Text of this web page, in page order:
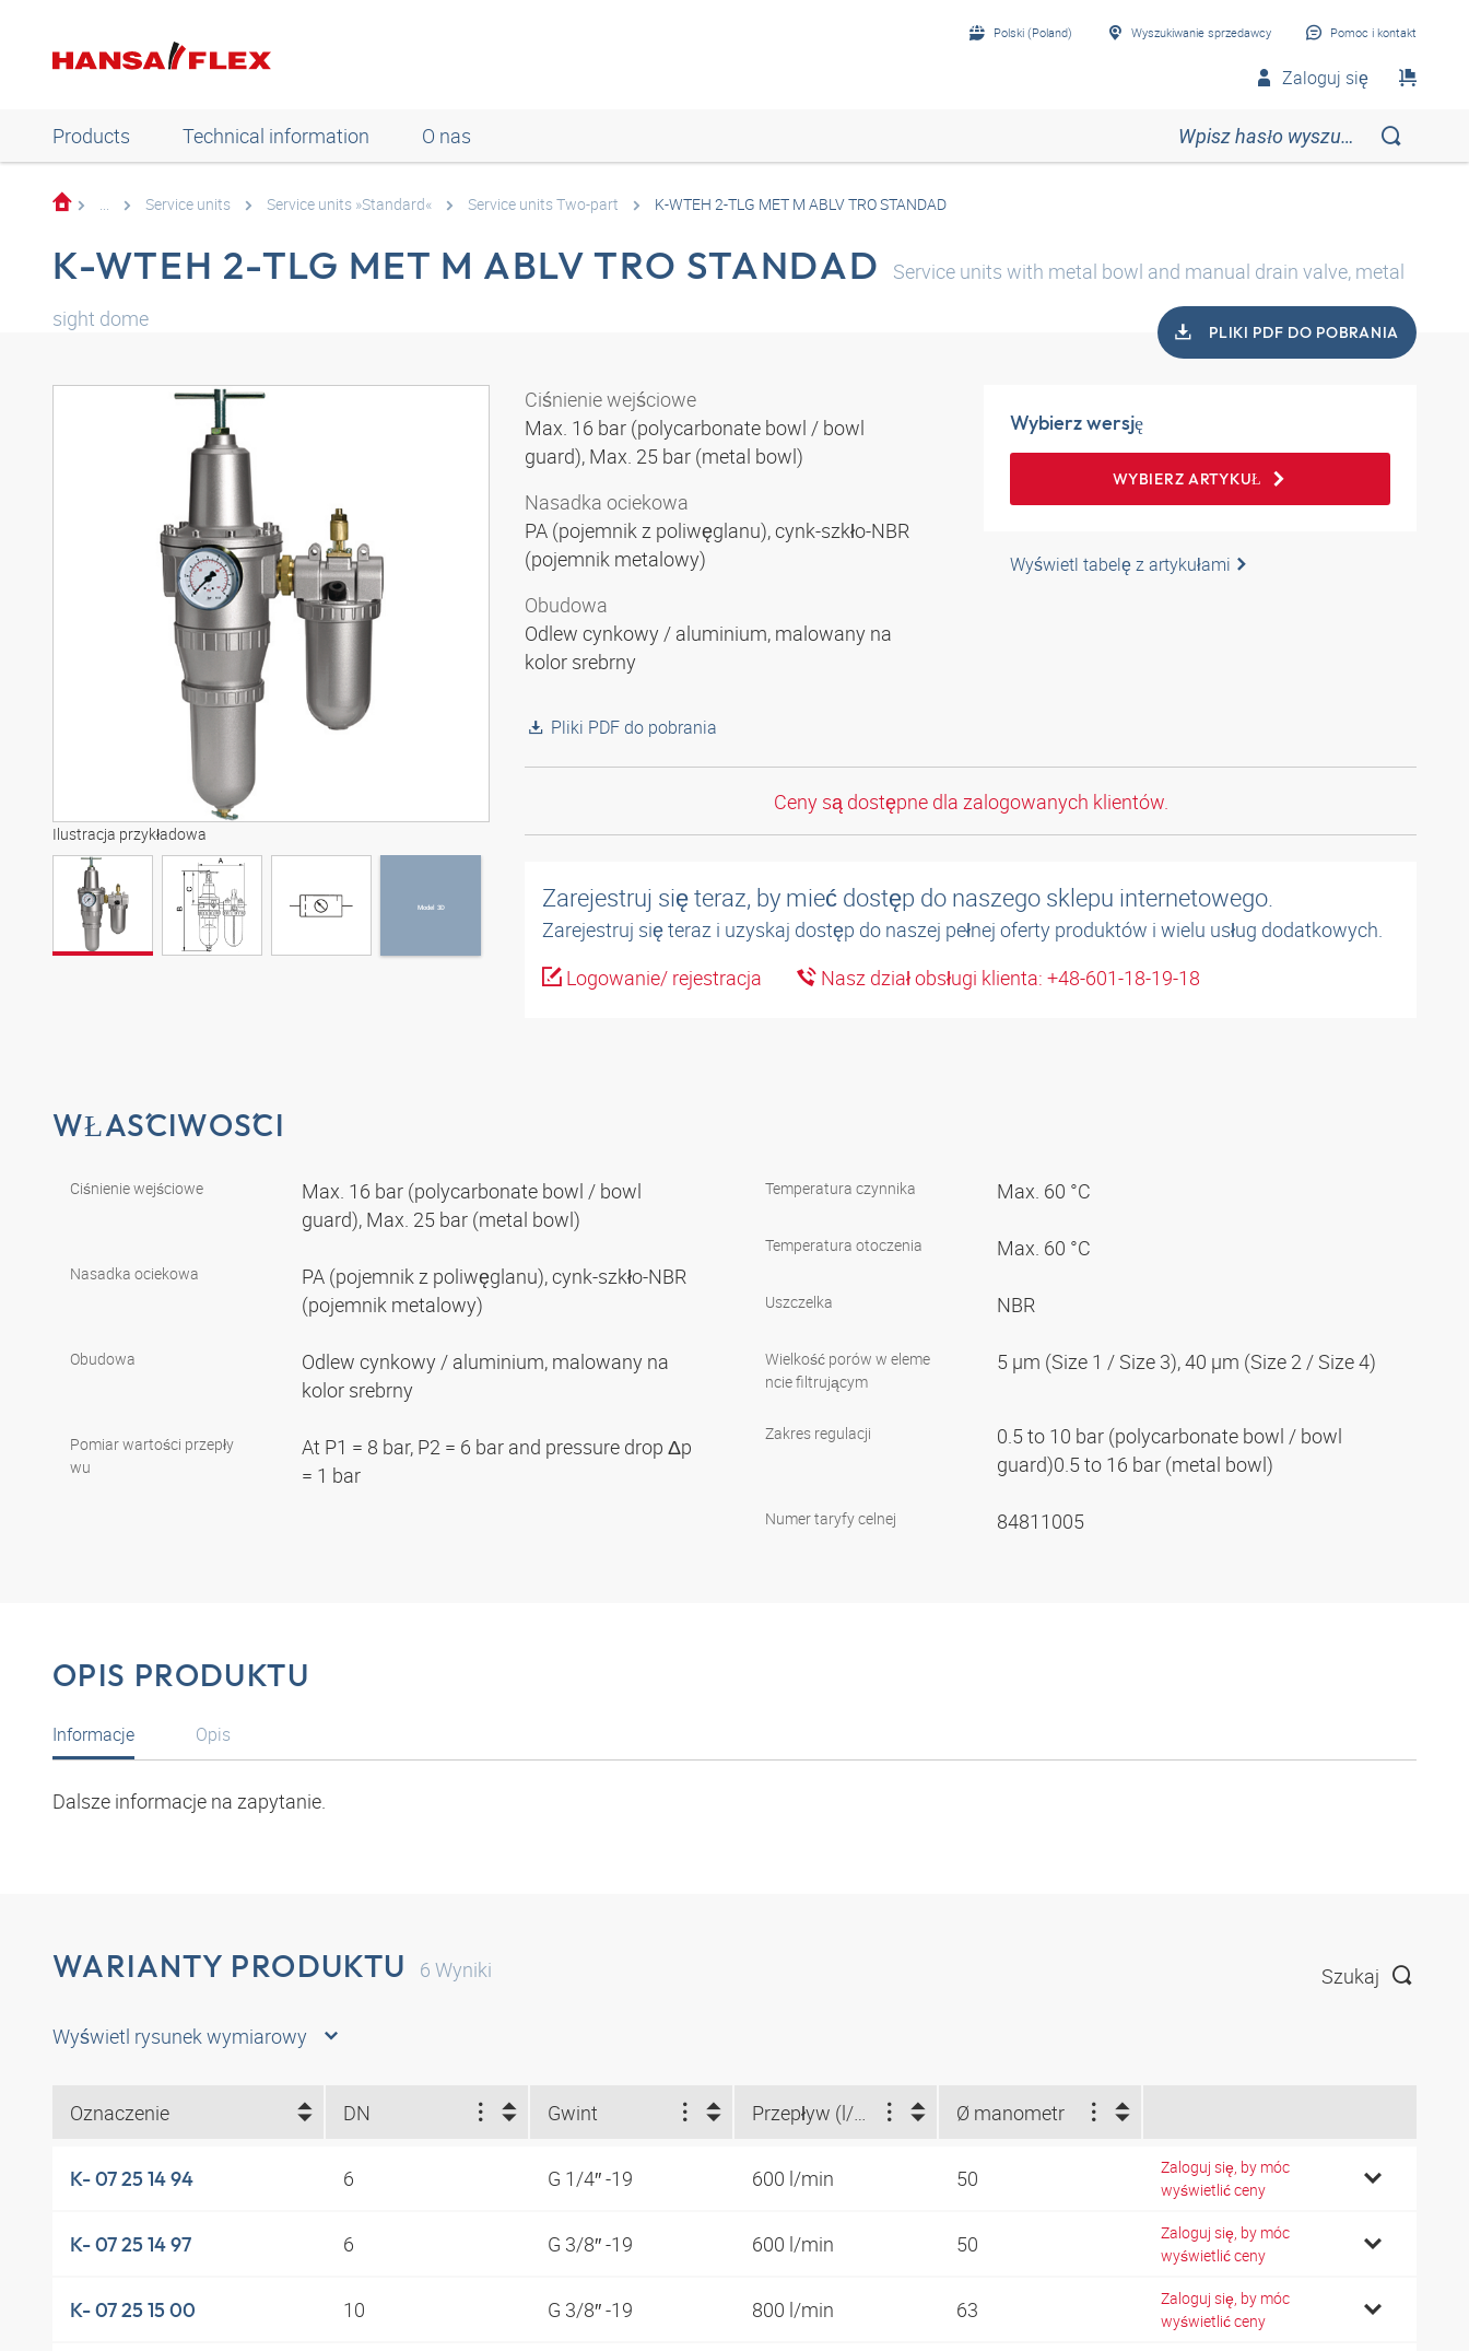
Polski (Poland) Wyszukiwanie sprzedawcy Pomoc i kontakt
Zaloguj się
Products Technical information O nas
... Service units Service units »Standard« Service units Two-part K-WTEH 2-TLG MET M ABLV TRO STANDAD
K-WTEH 2-TLG MET M ABLV TRO STANDAD
Service units with metal bowl and manual drain valve, metal
sight dome
PLIKI PDF DO POBRANIA
Ilustracja przykładowa
Model 3D
Ciśnienie wejściowe
Max. 16 bar (polycarbonate bowl / bowl
guard), Max. 25 bar (metal bowl)
Nasadka ociekowa
PA (pojemnik z poliwęglanu), cynk-szkło-NBR
(pojemnik metalowy)
Obudowa
Odlew cynkowy / aluminium, malowany na
kolor srebrny
Pliki PDF do pobrania
Wybierz wersję
WYBIERZ ARTYKUŁ
Wyświetl tabelę z artykułami
Ceny są dostępne dla zalogowanych klientów.
Zarejestruj się teraz, by mieć dostęp do naszego sklepu internetowego.
Zarejestruj się teraz i uzyskaj dostęp do naszej pełnej oferty produktów i wielu usług dodatkowych.
Logowanie/ rejestracja
Nasz dział obsługi klienta: +48-601-18-19-18
WŁAŚCIWOŚCI
Ciśnienie wejściowe
Max. 16 bar (polycarbonate bowl / bowl
guard), Max. 25 bar (metal bowl)
Nasadka ociekowa
PA (pojemnik z poliwęglanu), cynk-szkło-NBR
(pojemnik metalowy)
Obudowa
Odlew cynkowy / aluminium, malowany na
kolor srebrny
Pomiar wartości przepły
wu
At P1 = 8 bar, P2 = 6 bar and pressure drop Δp
= 1 bar
Temperatura czynnika Max. 60 °C
Temperatura otoczenia Max. 60 °C
Uszczelka NBR
Wielkość porów w eleme
ncie filtrującym
5 µm (Size 1 / Size 3), 40 µm (Size 2 / Size 4)
Zakres regulacji
0.5 to 10 bar (polycarbonate bowl / bowl
guard)0.5 to 16 bar (metal bowl)
Numer taryfy celnej 84811005
OPIS PRODUKTU
Informacje
Dalsze informacje na zapytanie.
Opis
WARIANTY PRODUKTU 6 Wyniki Szukaj
Wyświetl rysunek wymiarowy
Oznaczenie DN Gwint Ø manometr
K- 07 25 14 94 6 G 1/4″ -19 600 l/min 50
Zaloguj się, by móc
wyświetlić ceny
K- 07 25 14 97 6 G 3/8″ -19 600 l/min 50
Zaloguj się, by móc
wyświetlić ceny
K- 07 25 15 00 10 G 3/8″ -19 800 l/min 63
Zaloguj się, by móc
wyświetlić ceny